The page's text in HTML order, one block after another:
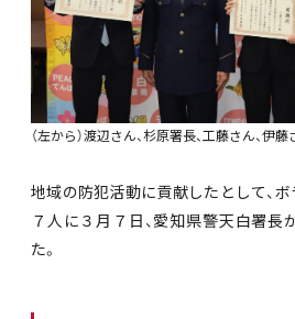
（左から）渡辺さん、杉原署長、工藤さん、伊藤
地域の防犯活動に貢献したとして、
７人に３月７日、愛知県警天白署長
た。